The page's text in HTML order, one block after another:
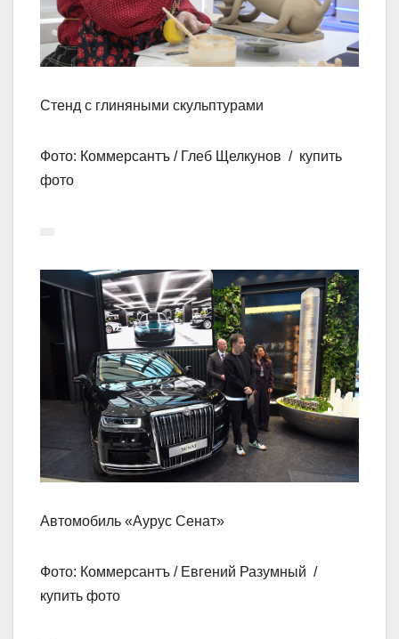
Стенд с глиняными скульптурами
Фото: Коммерсантъ / Глеб Щелкунов / купить
фото
Автомобиль «Аурус Сенат»
Фото: Коммерсантъ / Евгений Разумный /
купить фото